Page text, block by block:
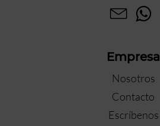
Empresa
Nosotros
Contacto
Escríbenos